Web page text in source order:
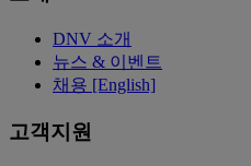
DNV 소개
뉴스 & 이벤트
채용 [English]
고객지원